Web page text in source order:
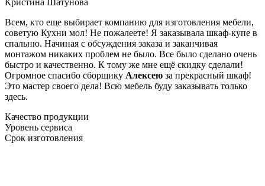
Всем, кто еще выбирает компанию для изготовления мебели,
советую Кухни мол! Не пожалеете! Я заказывала шкаф-купе в
спальню. Начиная с обсуждения заказа и заканчивая
монтажом никаких проблем не было. Все было сделано очень
быстро и качественно. К тому же мне ещё скидку сделали!
Огромное спасибо сборщику Алексею за прекрасный шкаф!
Это мастер своего дела! Всю мебель буду заказывать только
здесь.
Качество продукции
Уровень сервиса
Срок изготовления